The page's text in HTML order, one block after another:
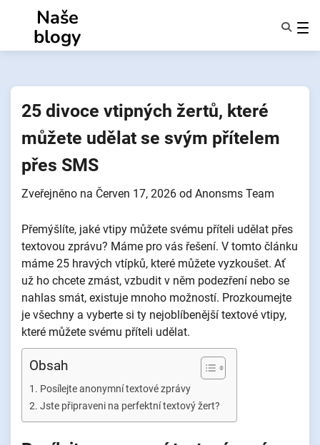
obsahu
Naše
blogy
O Nás
25 divoce vtipných žertů, které
můžete udělat se svým přítelem
přes SMS
Zveřejněno na Červen 17, 2026 od Anonsms Team
Přemýšlíte, jaké vtipy můžete svému příteli udělat přes
textovou zprávu? Máme pro vás řešení. V tomto článku
máme 25 hravých vtípků, které můžete vyzkoušet. Ať
už ho chcete zmást, vzbudit v něm podezření nebo se
nahlas smát, existuje mnoho možností. Prozkoumejte
je všechny a vyberte si ty nejoblíbenější textové vtipy,
které můžete svému příteli udělat.
Obsah
Posílejte anonymní textové zprávy
Jste připraveni na perfektní textový žert?